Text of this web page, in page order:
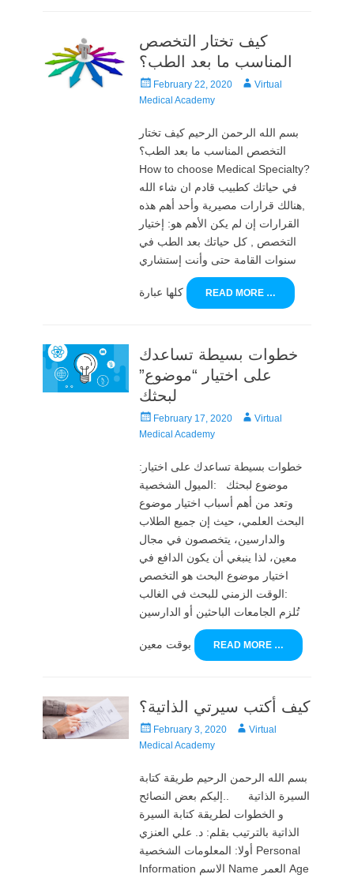
كيف تختار التخصص
المناسب ما بعد الطب؟
Posted
on
February 22, 2020 AuthorVirtual
Medical Academy
بسم الله الرحمن الرحيم كيف تختار
التخصص المناسب ما بعد الطب؟
How to choose Medical Specialty?
في حياتك كطبيب قادم ان شاء الله
,هنالك قرارات مصيرية وأحد أهم هذه
القرارات إن لم يكن الأهم هو: إختيار
التخصص , كل حياتك بعد الطب في
سنوات القامة حتى وأنت إستشاري
كلها عبارة READ MORE …
خطوات بسيطة تساعدك
على اختيار “موضوع”
لبحثك
Posted
on
February 17, 2020 AuthorVirtual
Medical Academy
:خطوات بسيطة تساعدك على اختيار
موضوع لبحثك :الميول الشخصية
وتعد من أهم أسباب اختيار موضوع
البحث العلمي، حيث إن جميع الطلاب
والدارسين، يتخصصون في مجال
معين، لذا ينبغي أن يكون الدافع في
اختيار موضوع البحث هو التخصص
:الوقت الزمني للبحث في الغالب
تُلزم الجامعات الباحثين أو الدارسين
بوقت معين READ MORE …
كيف أكتب سيرتي الذاتية؟
Posted
on
February 3, 2020 AuthorVirtual
Medical Academy
بسم الله الرحمن الرحيم طريقة كتابة
السيرة الذاتية ..إليكم بعض النصائح
و الخطوات لطريقة كتابة السيرة
الذاتية بالترتيب بقلم: د. علي العنزي
أولا: المعلومات الشخصية Personal
Information الاسم Name العمر Age